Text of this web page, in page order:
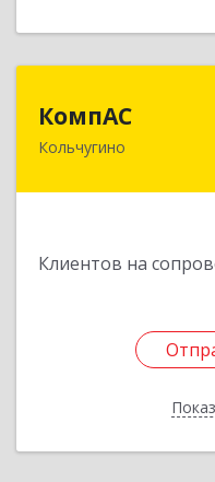
КомпАС
Кольчугино
Клиентов на
601782,